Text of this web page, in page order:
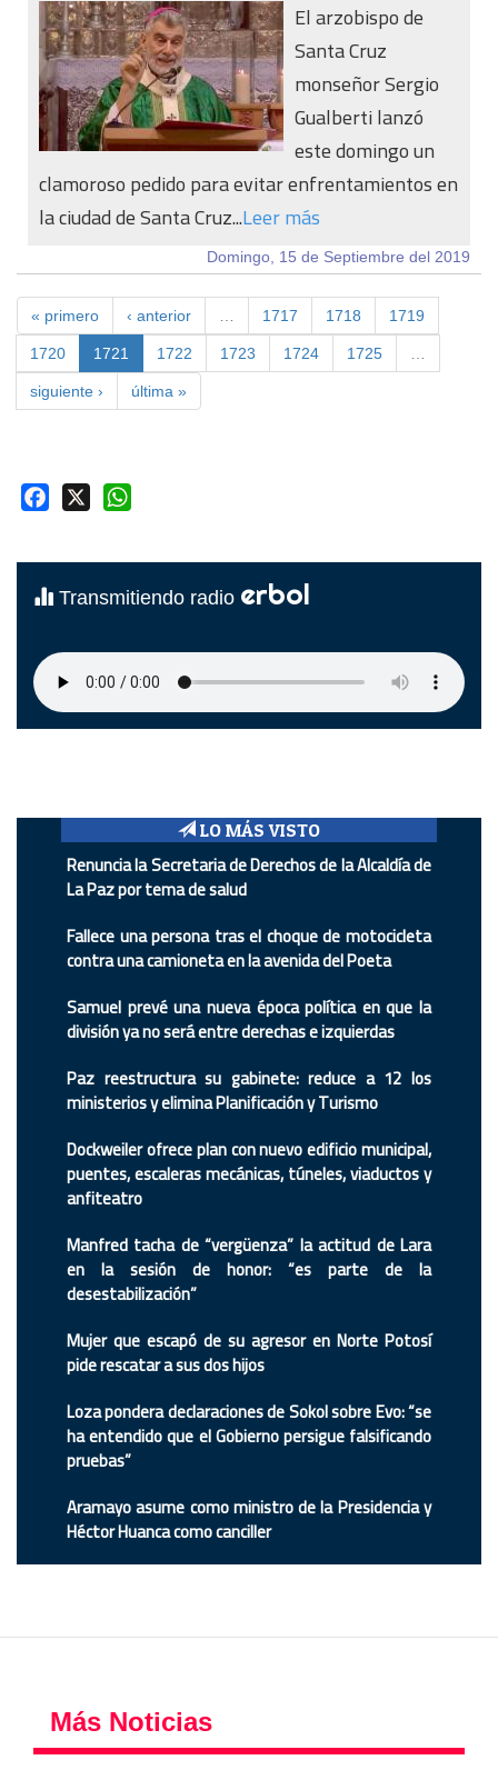
El arzobispo de
Santa Cruz
monseñor Sergio
Gualberti lanzó
este domingo un
clamoroso pedido para evitar enfrentamientos en
la ciudad de Santa Cruz...Leer más
Domingo, 15 de Septiembre del 2019
« primero ‹ anterior 1717 1718 1719
1720 1721 1722 1723 1724 1725
siguiente › última »
Facebook
Transmitiendo radio erbol
LO MÁS VISTO
Renuncia la Secretaria de Derechos de la Alcaldía de
La Paz por tema de salud
Fallece una persona tras el choque de motocicleta
contra una camioneta en la avenida del Poeta
Samuel prevé una nueva época política en que la
división ya no será entre derechas e izquierdas
Paz reestructura su gabinete: reduce a 12 los
ministerios y elimina Planificación y Turismo
Dockweiler ofrece plan con nuevo edificio municipal,
puentes, escaleras mecánicas, túneles, viaductos y
anfiteatro
Manfred tacha de “vergüenza” la actitud de Lara
en la sesión de honor: “es parte de la
desestabilización”
Mujer que escapó de su agresor en Norte Potosí
pide rescatar a sus dos hijos
Loza pondera declaraciones de Sokol sobre Evo: “se
ha entendido que el Gobierno persigue falsificando
pruebas”
Aramayo asume como ministro de la Presidencia y
Héctor Huanca como canciller
Más Noticias